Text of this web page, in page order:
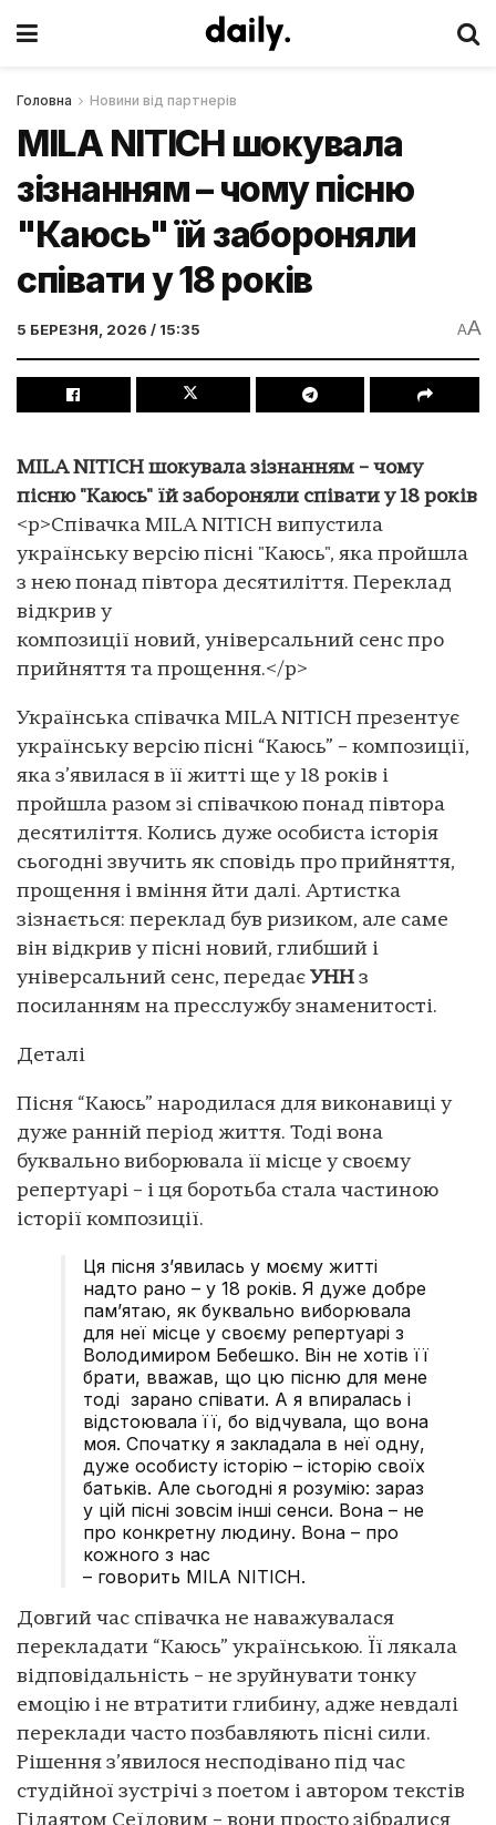
Головна Новини від партнерів
MILA NITICH шокувала
зізнанням – чому пісню
"Каюсь" їй забороняли
співати у 18 років
5 БЕРЕЗНЯ, 2026 / 15:35 AA
MILA NITICH шокувала зізнанням – чому
пісню "Каюсь" їй забороняли співати у 18 років
<p>Співачка MILA NITICH випустила
українську версію пісні "Каюсь", яка пройшла
з нею понад півтора десятиліття. Переклад
відкрив у
композиції новий, універсальний сенс про
прийняття та прощення.</p>
Українська співачка MILA NITICH презентує
українську версію пісні “Каюсь” – композиції,
яка з’явилася в її житті ще у 18 років і
пройшла разом зі співачкою понад півтора
десятиліття. Колись дуже особиста історія
сьогодні звучить як сповідь про прийняття,
прощення і вміння йти далі. Артистка
зізнається: переклад був ризиком, але саме
він відкрив у пісні новий, глибший і
універсальний сенс, передає УНН з
посиланням на пресслужбу знаменитості.
Деталі
Пісня “Каюсь” народилася для виконавиці у
дуже ранній період життя. Тоді вона
буквально виборювала її місце у своєму
репертуарі – і ця боротьба стала частиною
історії композиції.
Ця пісня з’явилась у моєму житті
надто рано – у 18 років. Я дуже добре
пам’ятаю, як буквально виборювала
для неї місце у своєму репертуарі з
Володимиром Бебешко. Він не хотів її
брати, вважав, що цю пісню для мене
тоді зарано співати. А я впиралась і
відстоювала її, бо відчувала, що вона
моя. Спочатку я закладала в неї одну,
дуже особисту історію – історію своїх
батьків. Але сьогодні я розумію: зараз
у цій пісні зовсім інші сенси. Вона – не
про конкретну людину. Вона – про
кожного з нас
– говорить MILA NITICH.
Довгий час співачка не наважувалася
перекладати “Каюсь” українською. Її лякала
відповідальність – не зруйнувати тонку
емоцію і не втратити глибину, адже невдалі
переклади часто позбавляють пісні сили.
Рішення з’явилося несподівано під час
студійної зустрічі з поетом і автором текстів